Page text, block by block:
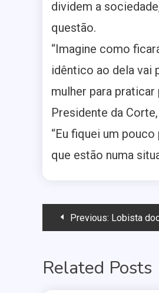
dividem a
questão.
“Imagine como
idêntico ao dela vai
mulher para
Presidente da
“Eu fiquei um
que estão numa
Navegação
Post
Previous: Lobista
Related Posts